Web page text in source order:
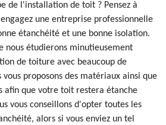
de l'installation de toit ? Pensez à
une entreprise professionnelle
étanchéité et une bonne isolation.
nous étudierons minutieusement
de toiture avec beaucoup de
vous proposons des matériaux ainsi que
afin que votre toit restera étanche
vous conseillons d'opter toutes les
alors si vous enviez un tel